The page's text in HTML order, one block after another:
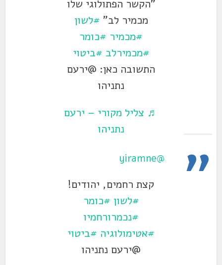
"הקשר הפתולוגי שלו
מכמיר לב" #לשון
#מכמיר #כומר
#מכמירלב #ביטוי
התשובה כאן: @ירעם
נתניהו
♬ צליל מקורי – ירעם
נתניהו
@yiramne
קצת רחמים, יהודים!
#לשון #כומר
#נכמרורחמיו
#אטימולוגיה #ביטוי
@ירעם נתניהו